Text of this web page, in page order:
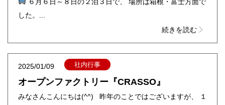
した。...
続きを読む
2025/01/09 社内行事
オープンファクトリー『CRASSO』
みなさんこんにちは(^^) 昨年のことではございますが、 １